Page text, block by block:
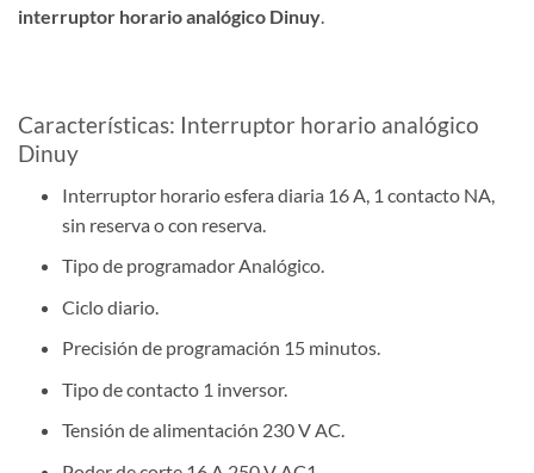
interruptor horario analógico Dinuy.
Características: Interruptor horario analógico
Dinuy
Interruptor horario esfera diaria 16 A, 1 contacto NA,
sin reserva o con reserva.
Tipo de programador Analógico.
Ciclo diario.
Precisión de programación 15 minutos.
Tipo de contacto 1 inversor.
Tensión de alimentación 230 V AC.